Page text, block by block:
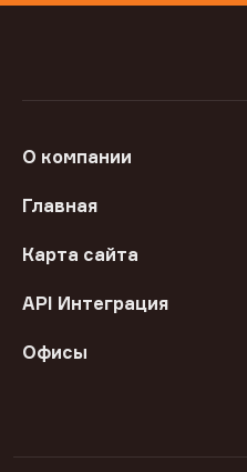
О компании
Главная
Карта сайта
API Интеграция
Офисы